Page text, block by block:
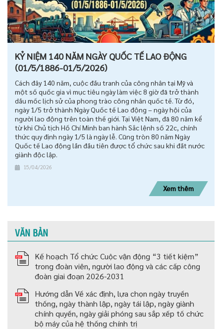
KỶ NIỆM 140 NĂM NGÀY QUỐC TẾ LAO ĐỘNG
(01/5/1886-01/5/2026)
Cách đây 140 năm, cuộc đấu tranh của công nhân tại Mỹ và
một số quốc gia vì mục tiêu ngày làm việc 8 giờ đã trở thành
dấu mốc lịch sử của phong trào công nhân quốc tế. Từ đó,
ngày 1/5 trở thành Ngày Quốc tế Lao động – ngày hội của
người lao động trên toàn thế giới. Tại Việt Nam, đã 80 năm kể
từ khi Chủ tịch Hồ Chí Minh ban hành Sắc lệnh số 22c, chính
thức quy định ngày 1/5 là ngày lễ. Cũng tròn 80 năm Ngày
Quốc tế Lao động lần đầu tiên được tổ chức sau khi đất nước
giành độc lập.
15/04/2026
Xem thêm
VĂN BẢN
Kế hoạch Tổ chức Cuộc vận động “3 tiết kiệm”
trong đoàn viên, người lao động và các cấp công
đoàn giai đoạn 2026-2031
Hướng dẫn Về xác định, lựa chọn ngày truyền
thống, ngày thành lập, ngày tái lập, ngày giành
chính quyền, ngày giải phóng sau sắp xếp tố chức
bộ máy của hệ thống chính trị